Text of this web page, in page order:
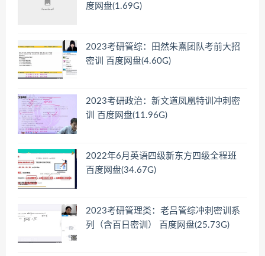
度网盘(1.69G)
2023考研管综：田然朱熹团队考前大招
密训 百度网盘(4.60G)
2023考研政治：新文道凤凰特训冲刺密
训 百度网盘(11.96G)
2022年6月英语四级新东方四级全程班
百度网盘(34.67G)
2023考研管理类：老吕管综冲刺密训系
列（含百日密训） 百度网盘(25.73G)